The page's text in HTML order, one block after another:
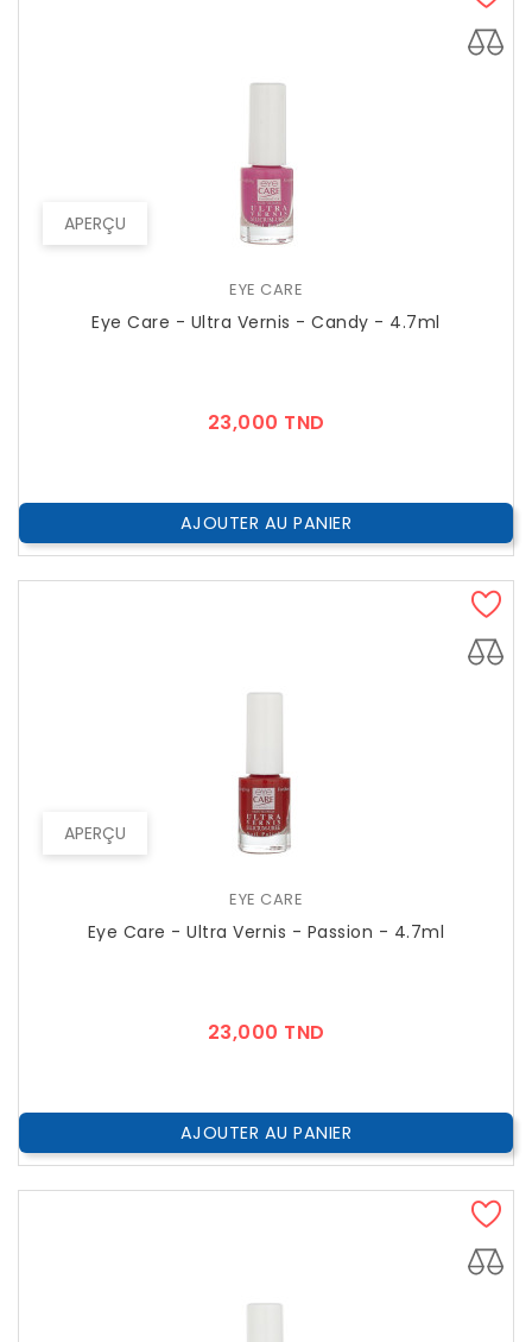
APERÇU
EYE CARE
Eye Care - Ultra Vernis - Candy - 4.7ml
23,000 TND
AJOUTER AU PANIER
APERÇU
EYE CARE
Eye Care - Ultra Vernis - Passion - 4.7ml
23,000 TND
AJOUTER AU PANIER